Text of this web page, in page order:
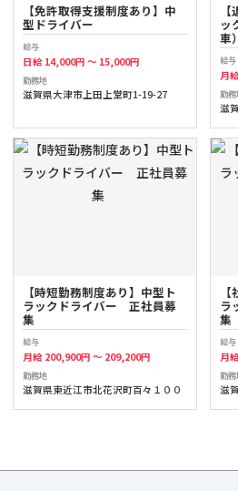
【免許取得支援制度あり】中
型ドライバー
給与
日給 14,000円 ～ 15,000円
勤務地
滋賀県大津市上田上堂町1-19-27
ッ
車
給与
月
勤
滋
【時短勤務制度あり】中型ト
ラックドライバー 正社員募
集
給与
月給 200,900円 ～ 209,200円
勤務地
滋賀県東近江市北花沢町百々１００
ラ
集
給与
月
勤
滋